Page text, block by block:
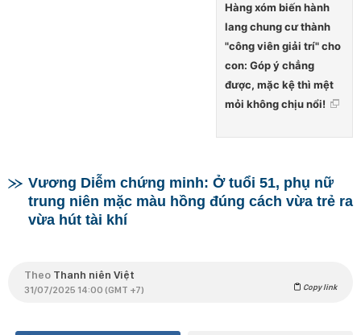
Hàng xóm biến hành
lang chung cư thành
"công viên giải trí" cho
con: Góp ý chẳng
được, mặc kệ thì mệt
mỏi không chịu nổi!
Vương Diễm chứng minh: Ở tuổi 51, phụ nữ
trung niên mặc màu hồng đúng cách vừa trẻ ra
vừa hút tài khí
Theo Thanh niên Việt
31/07/2025 14:00 (GMT +7) Copy link